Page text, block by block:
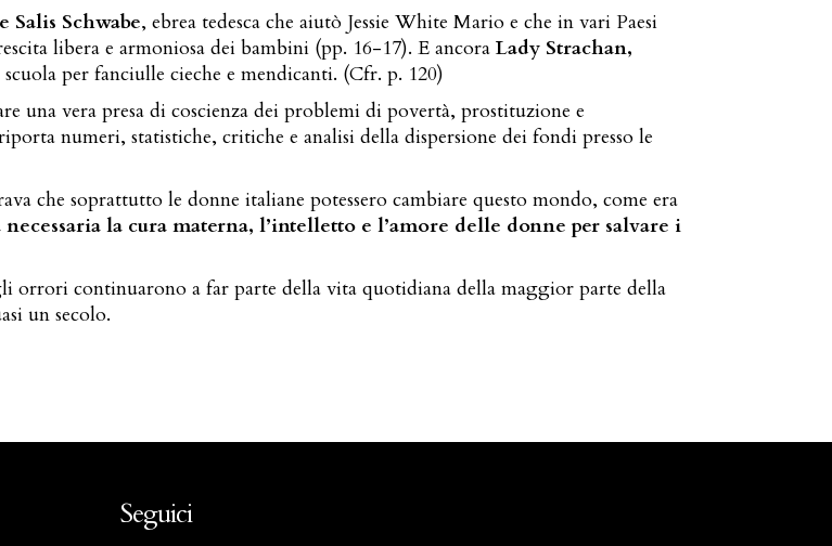
Salis Schwabe, ebrea tedesca che aiutò Jessie White Mario e che in vari Paesi
libera e armoniosa dei bambini (pp. 16-17). E ancora Lady Strachan,
per fanciulle cieche e mendicanti. (Cfr. p. 120)
una vera presa di coscienza dei problemi di povertà, prostituzione e
numeri, statistiche, critiche e analisi della dispersione dei fondi presso le
che soprattutto le donne italiane potessero cambiare questo mondo, come era
la cura materna, l’intelletto e l’amore delle donne per salvare i
orrori continuarono a far parte della vita quotidiana della maggior parte della
un secolo.
Seguici